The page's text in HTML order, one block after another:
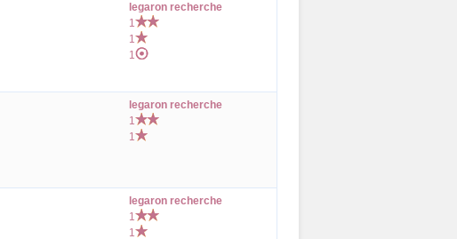
legaron recherche
1
1
1
legaron recherche
1
1
legaron recherche
1
1